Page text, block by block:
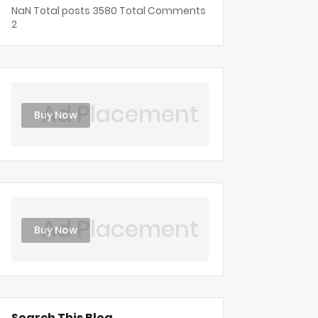
NaN Total posts 3580 Total Comments
2
Buy Now
Ad Placement
Buy Now
Ad Placement